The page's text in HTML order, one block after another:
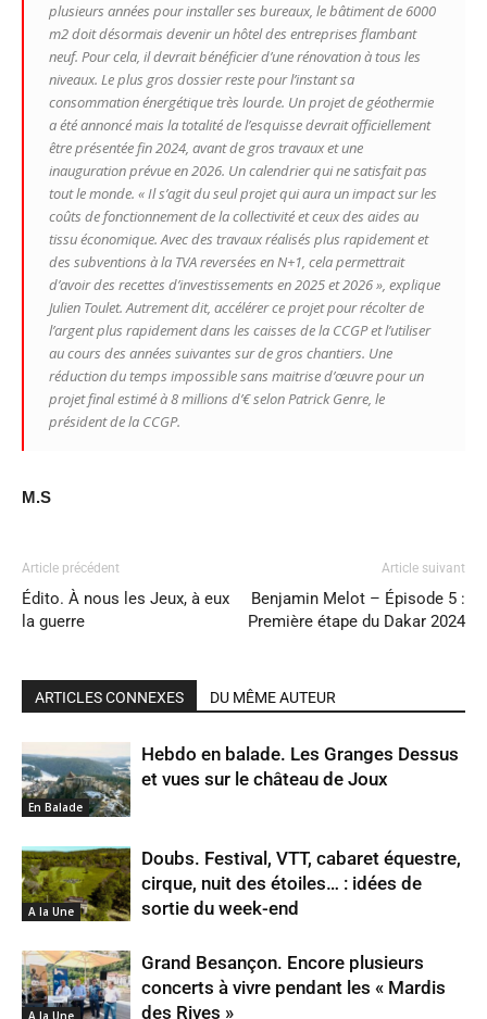
plusieurs années pour installer ses bureaux, le bâtiment de 6000
m2 doit désormais devenir un hôtel des entreprises flambant
neuf. Pour cela, il devrait bénéficier d’une rénovation à tous les
niveaux. Le plus gros dossier reste pour l’instant sa
consommation énergétique très lourde. Un projet de géothermie
a été annoncé mais la totalité de l’esquisse devrait officiellement
être présentée fin 2024, avant de gros travaux et une
inauguration prévue en 2026. Un calendrier qui ne satisfait pas
tout le monde. « Il s’agit du seul projet qui aura un impact sur les
coûts de fonctionnement de la collectivité et ceux des aides au
tissu économique. Avec des travaux réalisés plus rapidement et
des subventions à la TVA reversées en N+1, cela permettrait
d’avoir des recettes d’investissements en 2025 et 2026 », explique
Julien Toulet. Autrement dit, accélérer ce projet pour récolter de
l’argent plus rapidement dans les caisses de la CCGP et l’utiliser
au cours des années suivantes sur de gros chantiers. Une
réduction du temps impossible sans maitrise d’œuvre pour un
projet final estimé à 8 millions d’€ selon Patrick Genre, le
président de la CCGP.
M.S
Article précédent
Édito. À nous les Jeux, à eux
la guerre
Article suivant
Benjamin Melot – Épisode 5 :
Première étape du Dakar 2024
ARTICLES CONNEXES DU MÊME AUTEUR
En Balade
Hebdo en balade. Les Granges Dessus
et vues sur le château de Joux
A la Une
Doubs. Festival, VTT, cabaret équestre,
cirque, nuit des étoiles… : idées de
sortie du week-end
A la Une
Grand Besançon. Encore plusieurs
concerts à vivre pendant les « Mardis
des Rives »